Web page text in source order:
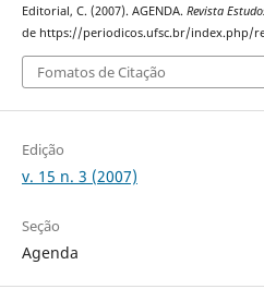
Editorial, C. (2007). AGENDA. Revista
de https://periodicos.ufsc.br/index.php/
Fomatos de Citação
Edição
v. 15 n. 3 (2007)
Seção
Agenda